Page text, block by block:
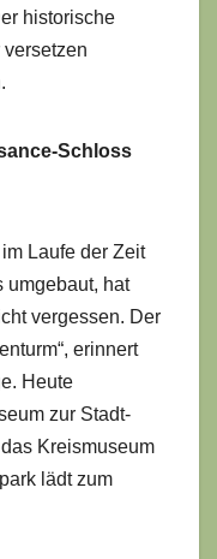
historische
Schloss
Laufe der Zeit
umgebaut, hat
vergessen. Der
erinnert
Heute
zur Stadt-
Kreismuseum
lädt zum